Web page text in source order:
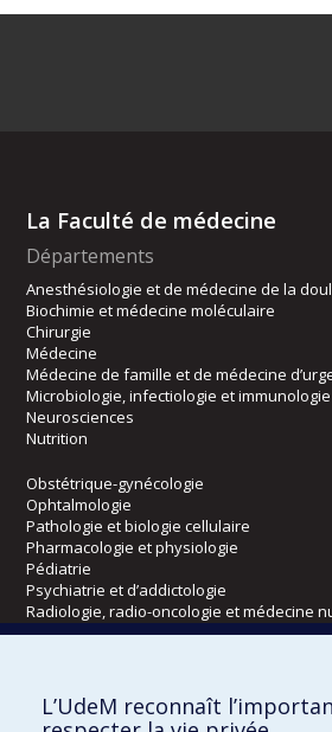
La Faculté de médecine
Départements
Anesthésiologie et de médecine de la
Biochimie et médecine moléculaire
Chirurgie
Médecine
Médecine de famille et de médecine
Microbiologie, infectiologie et immunologie
Neurosciences
Nutrition
Obstétrique-gynécologie
Ophtalmologie
Pathologie et biologie cellulaire
Pharmacologie et physiologie
Pédiatrie
Psychiatrie et d’addictologie
Radiologie, radio-oncologie et médecine
Kinésiologie et des sciences de l’activité
L’UdeM reconnaît